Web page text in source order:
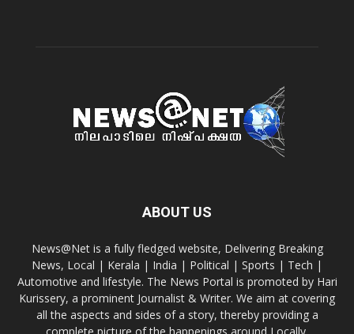
ABOUT US
News@Net is a fully fledged website, Delivering Breaking
News, Local | Kerala | India | Political | Sports | Tech |
Automotive and lifestyle. The News Portal is promoted by Hari
Kurissery, a prominent Journalist & Writer. We aim at covering
all the aspects and sides of a story, thereby providing a